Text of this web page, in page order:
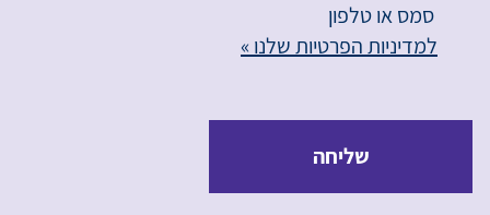
סמס או טלפון
למדיניות הפרטיות שלנו »
שליחה